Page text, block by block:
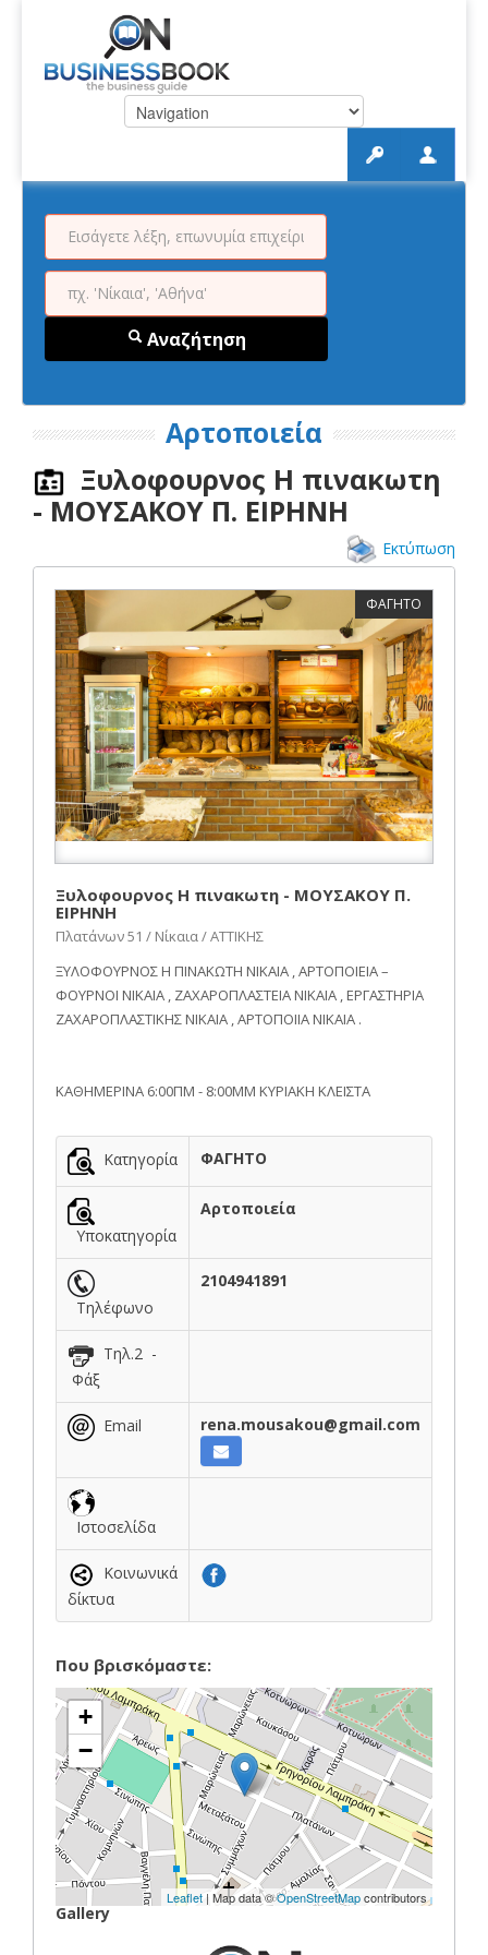
Αναζήτηση
Αρτοποιεία
Ξυλοφουρνος Η πινακωτη
- ΜΟΥΣΑΚΟΥ Π. ΕΙΡΗΝΗ
Εκτύπωση
ΦΑΓΗΤΟ
Ξυλοφουρνος Η πινακωτη - ΜΟΥΣΑΚΟΥ Π.
ΕΙΡΗΝΗ
Πλατάνων 51 / Νίκαια / ΑΤΤΙΚΗΣ
ΞΥΛΟΦΟΥΡΝΟΣ Η ΠΙΝΑΚΩΤΗ ΝΙΚΑΙΑ , ΑΡΤΟΠΟΙΕΙΑ –
ΦΟΥΡΝΟΙ ΝΙΚΑΙΑ , ΖΑΧΑΡΟΠΛΑΣΤΕΙΑ ΝΙΚΑΙΑ , ΕΡΓΑΣΤΗΡΙΑ
ΖΑΧΑΡΟΠΛΑΣΤΙΚΗΣ ΝΙΚΑΙΑ , ΑΡΤΟΠΟΙΙΑ ΝΙΚΑΙΑ .
ΚΑΘΗΜΕΡΙΝΑ 6:00ΠΜ - 8:00ΜΜ ΚΥΡΙΑΚΗ ΚΛΕΙΣΤΑ
Κατηγορία ΦΑΓΗΤΟ
Υποκατηγορία
Αρτοποιεία
Τηλέφωνο
2104941891
Τηλ.2 -
Φάξ
Email rena.mousakou@gmail.com
Ιστοσελίδα
Κοινωνικά
δίκτυα
Που βρισκόμαστε:
+
−
Leaflet | Map data ©OpenStreetMapcontributors
Gallery